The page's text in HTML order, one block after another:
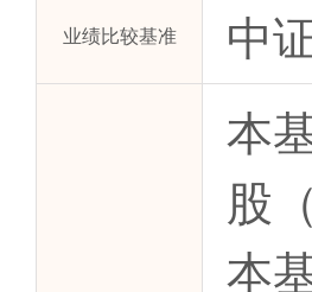
业绩比较基准 中
本
股
本